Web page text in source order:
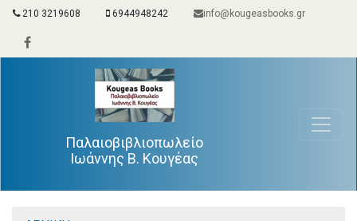
210 3219608 6944948242 info@kougeasbooks.gr
Παλαιοβιβλιοπωλείο
Ιωάννης Β. Κουγέας